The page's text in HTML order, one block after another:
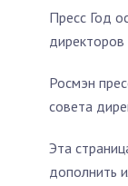
Пресс Год
Росмэн
совета
Эта
дополнить